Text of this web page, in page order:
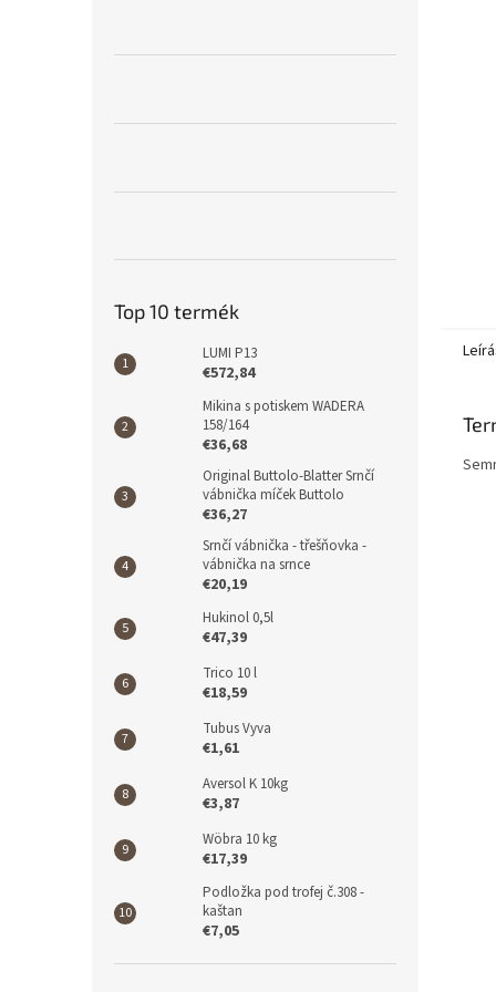
Top 10 termék
LUMI P13
€572,84
Mikina s potiskem WADERA
158/164
€36,68
Original Buttolo-Blatter Srnčí
vábnička míček Buttolo
€36,27
Srnčí vábnička - třešňovka -
vábnička na srnce
€20,19
Hukinol 0,5l
€47,39
Trico 10 l
€18,59
Tubus Vyva
€1,61
Aversol K 10kg
€3,87
Wöbra 10 kg
€17,39
Podložka pod trofej č.308 -
kaštan
€7,05